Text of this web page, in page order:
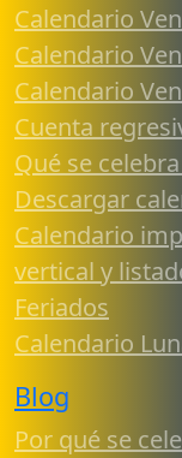
Calendario
Calendario
Calendario
Cuenta
Qué se
Descargar
Calendario
vertical y
Feriados
Calendario
Blog
Por qué se